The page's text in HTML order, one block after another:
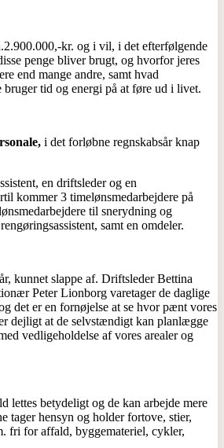
kr. og i vil, i det efterfølgende
penge bliver brugt, og hvorfor jeres
end mange andre, samt hvad
bruger tid og energi på at føre ud i livet.
i det forløbne regnskabsår knap
en driftsleder og en
kommer 3 timelønsmedarbejdere på
til snerydning og
samt en omdeler.
kunnet slappe af. Driftsleder Bettina
Peter Lionborg varetager de daglige
det er en fornøjelse at se hvor pænt vores
dejligt at de selvstændigt kan planlægge
vedligeholdelse af vores arealer og
lettes betydeligt og de kan arbejde mere
tager hensyn og holder fortove, stier,
fri for affald, byggemateriel, cykler,